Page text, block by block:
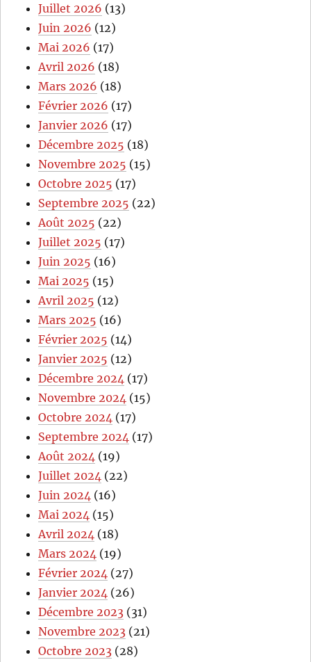
Juillet 2026 (13)
Juin 2026 (12)
Mai 2026 (17)
Avril 2026 (18)
Mars 2026 (18)
Février 2026 (17)
Janvier 2026 (17)
Décembre 2025 (18)
Novembre 2025 (15)
Octobre 2025 (17)
Septembre 2025 (22)
Août 2025 (22)
Juillet 2025 (17)
Juin 2025 (16)
Mai 2025 (15)
Avril 2025 (12)
Mars 2025 (16)
Février 2025 (14)
Janvier 2025 (12)
Décembre 2024 (17)
Novembre 2024 (15)
Octobre 2024 (17)
Septembre 2024 (17)
Août 2024 (19)
Juillet 2024 (22)
Juin 2024 (16)
Mai 2024 (15)
Avril 2024 (18)
Mars 2024 (19)
Février 2024 (27)
Janvier 2024 (26)
Décembre 2023 (31)
Novembre 2023 (21)
Octobre 2023 (28)